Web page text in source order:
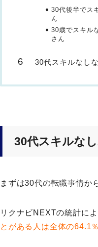
30代後半でス
ん
30歳でスキル
さん
30代スキルなし
30代スキルな
まずは30代の転職事情か
リクナビNEXTの統計によ
とがある人は全体の64.1％